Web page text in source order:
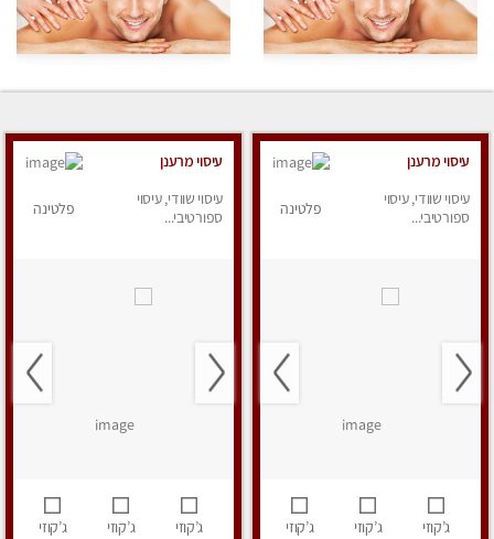
עיסוי מרענן
עיסוי שוודי, עיסוי
ספורטיבי...
פלטינה
ג’קוזי ג’קוזי ג’קוזי
עיסוי מרענן
עיסוי שוודי, עיסוי
ספורטיבי...
פלטינה
ג’קוזי ג’קוזי ג’קוזי